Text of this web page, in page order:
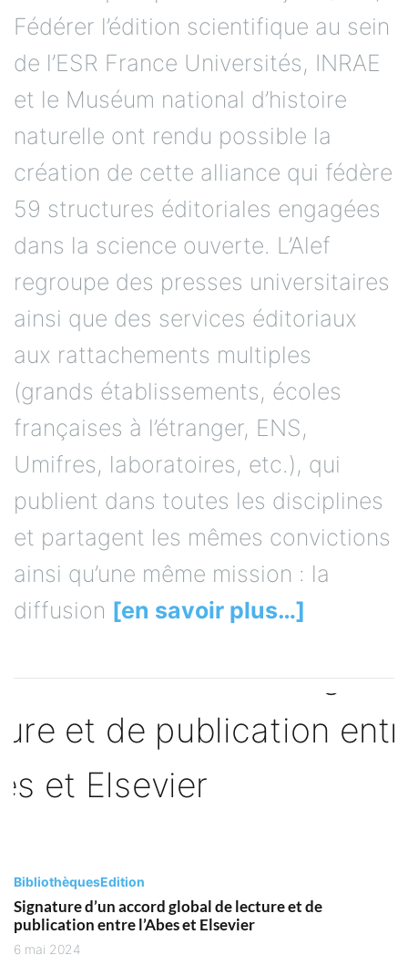
Fédérer l’édition scientifique au sein
de l’ESR France Universités, INRAE
et le Muséum national d’histoire
naturelle ont rendu possible la
création de cette alliance qui fédère
59 structures éditoriales engagées
dans la science ouverte. L’Alef
regroupe des presses universitaires
ainsi que des services éditoriaux
aux rattachements multiples
(grands établissements, écoles
françaises à l’étranger, ENS,
Umifres, laboratoires, etc.), qui
publient dans toutes les disciplines
et partagent les mêmes convictions
ainsi qu’une même mission : la
diffusion [en savoir plus…]
BibliothèquesEdition
Signature d’un accord global de lecture et de
publication entre l’Abes et Elsevier
6 mai 2024